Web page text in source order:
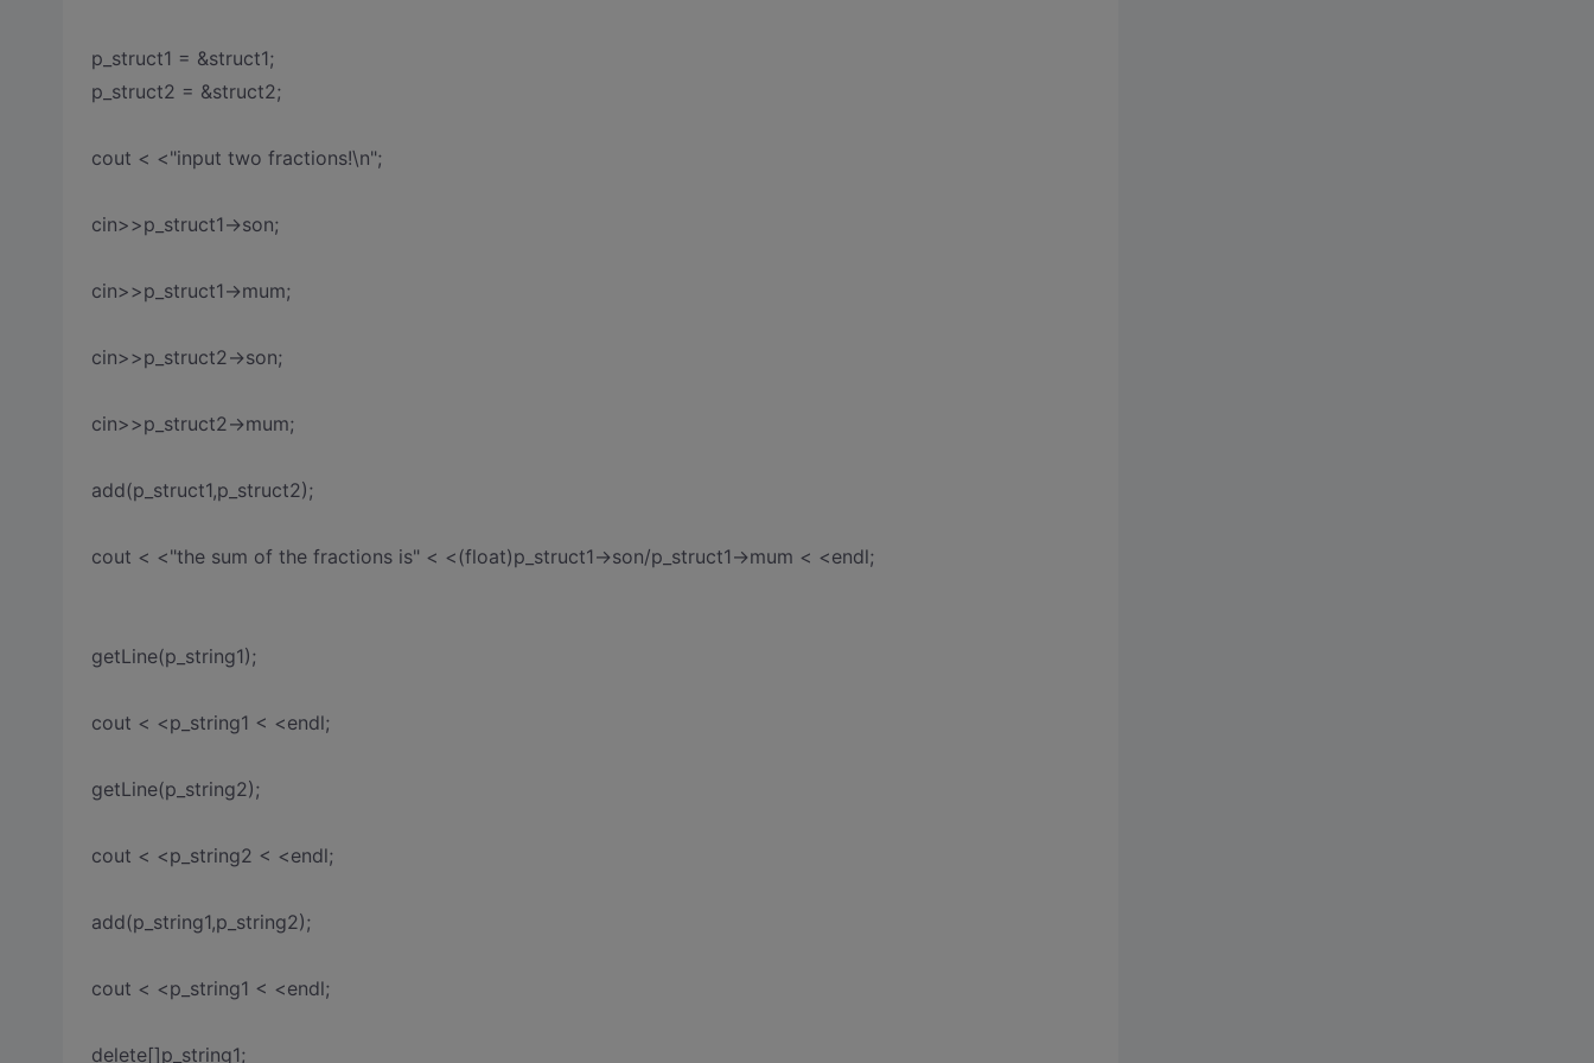
p_struct1 = &struct1;
p_struct2 = &struct2;
cout < <"input two fractions!\n";
cin>>p_struct1->son;
cin>>p_struct1->mum;
cin>>p_struct2->son;
cin>>p_struct2->mum;
add(p_struct1,p_struct2);
cout < <"the sum of the fractions is" < <(float)p_struct1->son/p_struct1->mum < <endl;
getLine(p_string1);
cout < <p_string1 < <endl;
getLine(p_string2);
cout < <p_string2 < <endl;
add(p_string1,p_string2);
cout < <p_string1 < <endl;
delete[]p_string1;